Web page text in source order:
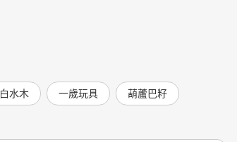
白水木 一歲玩具 葫蘆巴籽